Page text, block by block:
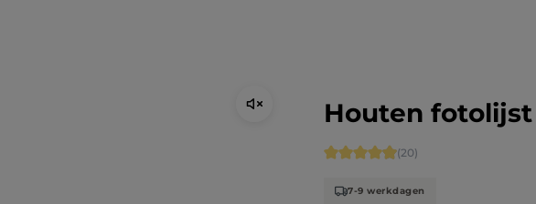
Houten fotolijst
Gemiddelde waardering van
(20)
7-9 werkdagen